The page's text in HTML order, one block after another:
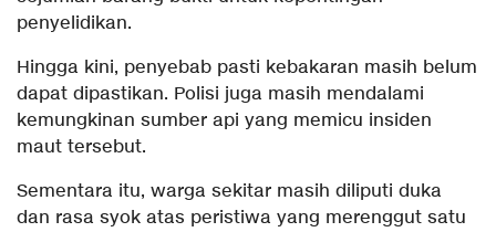
penyelidikan.
Hingga kini, penyebab pasti kebakaran masih belum
dapat dipastikan. Polisi juga masih mendalami
kemungkinan sumber api yang memicu insiden
maut tersebut.
Sementara itu, warga sekitar masih diliputi duka
dan rasa syok atas peristiwa yang merenggut satu